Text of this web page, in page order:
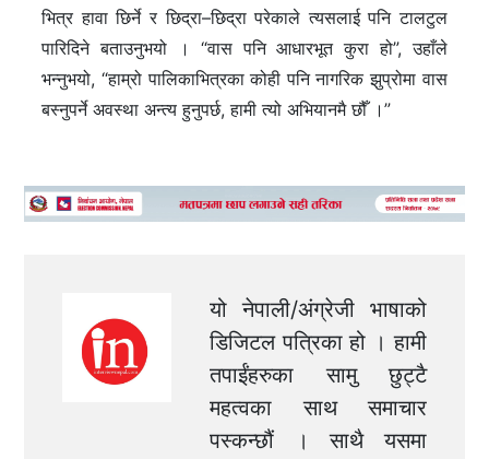
भित्र हावा छिर्ने र छिद्रा–छिद्रा परेकाले त्यसलाई पनि टालटुल
पारिदिने बताउनुभयो । “वास पनि आधारभूत कुरा हो”, उहाँले
भन्नुभयो, “हाम्रो पालिकाभित्रका कोही पनि नागरिक झुप्रोमा वास
बस्नुपर्ने अवस्था अन्त्य हुनुपर्छ, हामी त्यो अभियानमै छौँ ।”
यो नेपाली/अंग्रेजी भाषाको
डिजिटल पत्रिका हो । हामी
तपाईंहरुका सामु छुट्टै
महत्वका साथ समाचार
पस्कन्छौं । साथै यसमा